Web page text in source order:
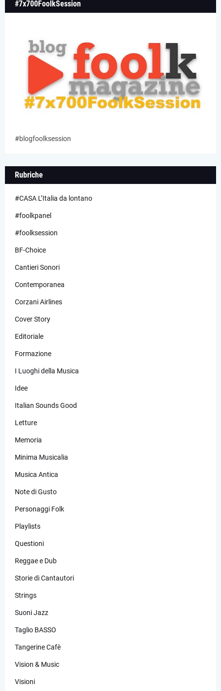
#7x700FoolkSession
#blogfoolksession
Rubriche
#CASA L’Italia da lontano
#foolkpanel
#foolksession
BF-Choice
Cantieri Sonori
Contemporanea
Corzani Airlines
Cover Story
Editoriale
Formazione
I Luoghi della Musica
Idee
Italian Sounds Good
Letture
Memoria
Minima Musicalia
Musica Antica
Note di Gusto
Personaggi Folk
Playlists
Questioni
Reggae e Dub
Storie di Cantautori
Strings
Suoni Jazz
Taglio BASSO
Tangerine Cafè
Vision & Music
Visioni